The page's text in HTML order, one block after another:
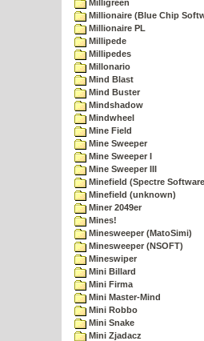
Milligreen
Millionaire (Blue Chip
Millionaire PL
Millipede
Millipedes
Millonario
Mind Blast
Mind Buster
Mindshadow
Mindwheel
Mine Field
Mine Sweeper
Mine Sweeper I
Mine Sweeper III
Minefield (Spectre
Minefield (unknown)
Miner 2049er
Mines!
Minesweeper (MatoSimi)
Minesweeper (NSOFT)
Mineswiper
Mini Billard
Mini Firma
Mini Master-Mind
Mini Robbo
Mini Snake
Mini Zjadacz